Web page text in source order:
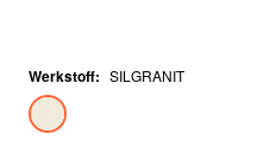
Werkstoff: SILGRANIT